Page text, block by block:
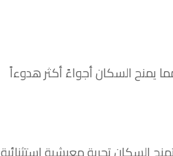
يبلغ 151 وحدة سكنية، مما يمنح السكان أجواءً أكثر هدوءاً